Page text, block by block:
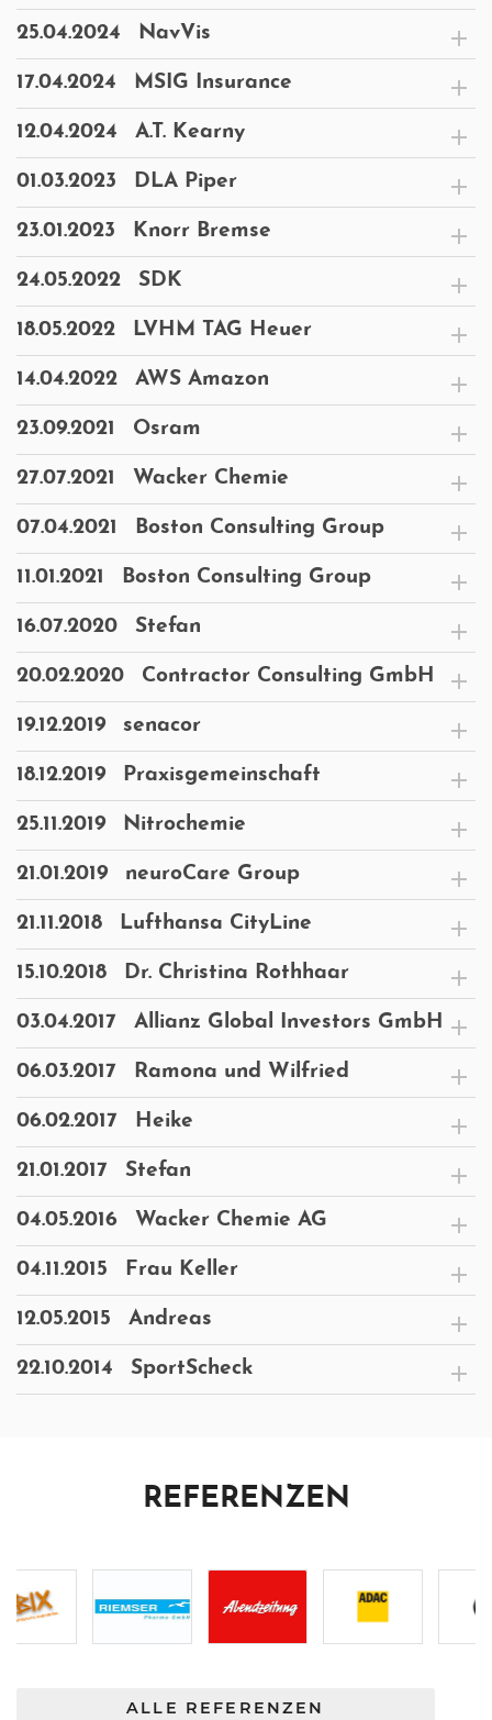
25.04.2024 NavVis
17.04.2024 MSIG Insurance
12.04.2024 A.T. Kearny
01.03.2023 DLA Piper
23.01.2023 Knorr Bremse
24.05.2022 SDK
18.05.2022 LVHM TAG Heuer
14.04.2022 AWS Amazon
23.09.2021 Osram
27.07.2021 Wacker Chemie
07.04.2021 Boston Consulting Group
11.01.2021 Boston Consulting Group
16.07.2020 Stefan
20.02.2020 Contractor Consulting GmbH
19.12.2019 senacor
18.12.2019 Praxisgemeinschaft
25.11.2019 Nitrochemie
21.01.2019 neuroCare Group
21.11.2018 Lufthansa CityLine
15.10.2018 Dr. Christina Rothhaar
03.04.2017 Allianz Global Investors GmbH
06.03.2017 Ramona und Wilfried
06.02.2017 Heike
21.01.2017 Stefan
04.05.2016 Wacker Chemie AG
04.11.2015 Frau Keller
12.05.2015 Andreas
22.10.2014 SportScheck
REFERENZEN
ALLE REFERENZEN